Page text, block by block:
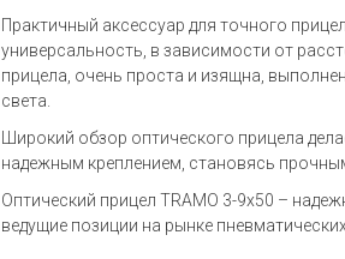
Практичный аксессуар для точного
универсальность, в зависимости от
прицела, очень проста и изящна,
света.
Широкий обзор оптического прицела
надежным креплением, становясь
Оптический прицел TRAMO 3-9x50 –
ведущие позиции на рынке